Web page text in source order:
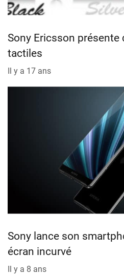
Sony Ericsson présente
tactiles
Il y a 17 ans
Sony lance son
écran incurvé
Il y a 8 ans